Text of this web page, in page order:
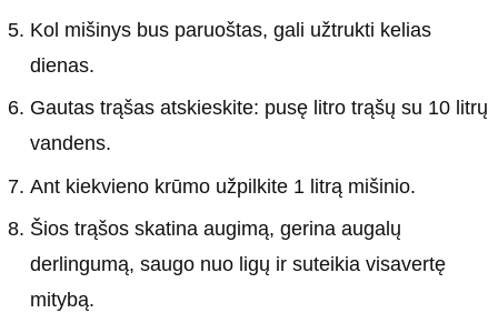
Kol mišinys bus paruoštas, gali užtrukti kelias
dienas.
Gautas trąšas atskieskite: pusę litro trąšų su 10 litrų
vandens.
Ant kiekvieno krūmo užpilkite 1 litrą mišinio.
Šios trąšos skatina augimą, gerina augalų
derlingumą, saugo nuo ligų ir suteikia visavertę
mitybą.